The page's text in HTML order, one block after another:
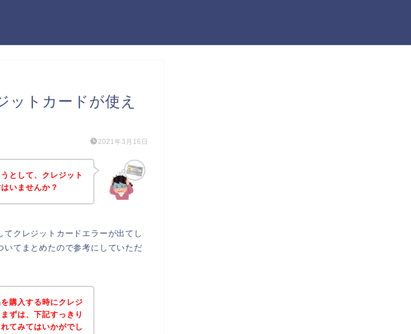
ットカードが使え
2021年3月16日
として、クレジット
いませんか？
クレジットカードエラーが出てし
いてまとめたので参考にしていただ
購入する時にクレジ
ずは、下記すっきり
てみてはいかがでし